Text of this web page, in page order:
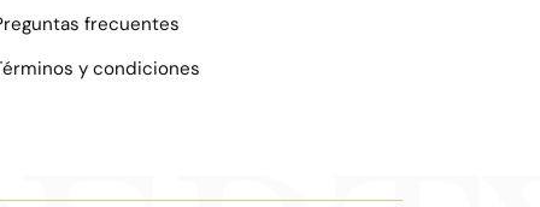
frecuentes
y condiciones